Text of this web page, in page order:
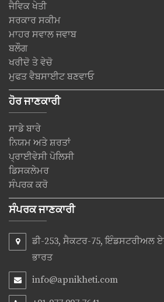
ਜੈਵਿਕ ਖੇਤੀ
ਸਰਕਾਰ ਸਕੀਮ
ਮਾਹਰ ਸਵਾਲ ਜਵਾਬ
ਬਲੌਗ
ਖਰੀਦੋ ਤੇ ਵੇਚੋ
ਮੁਫਤ ਵੈਬਸਾਈਟ ਬਣਵਾਓ
ਹੋਰ ਜਾਣਕਾਰੀ
ਸਾਡੇ ਬਾਰੇ
ਨਿਯਮ ਅਤੇ ਸ਼ਰਤਾਂ
ਪ੍ਰਾਈਵੇਸੀ ਪੋਲਿਸੀ
ਡਿਸਕਲੇਮਰ
ਸੰਪਰਕ ਕਰੋ
ਸੰਪਰਕ ਜਾਣਕਾਰੀ
ਡੀ-253, ਸੈਕਟਰ-75, ਇੰਡਸਟਰੀਅਲ
ਭਾਰਤ
info@apnikheti.com